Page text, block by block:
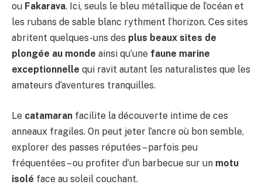
ou Fakarava. Ici, seuls le bleu métallique de l’océan et
les rubans de sable blanc rythment l’horizon. Ces sites
abritent quelques-uns des plus beaux sites de
plongée au monde ainsi qu’une faune marine
exceptionnelle qui ravit autant les naturalistes que les
amateurs d’aventures tranquilles.
Le catamaran facilite la découverte intime de ces
anneaux fragiles. On peut jeter l’ancre où bon semble,
explorer des passes réputées – parfois peu
fréquentées – ou profiter d’un barbecue sur un motu
isolé face au soleil couchant.